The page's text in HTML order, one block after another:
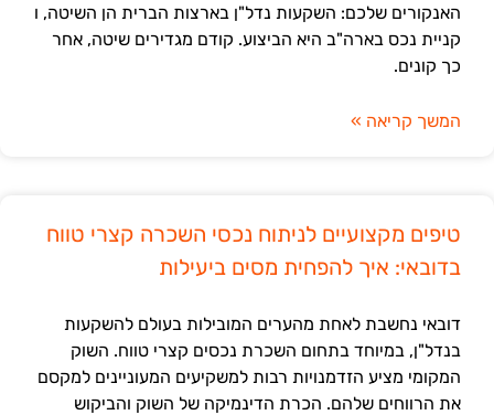
האנקורים שלכם: השקעות נדל"ן בארצות הברית הן השיטה, ו
קניית נכס בארה"ב היא הביצוע. קודם מגדירים שיטה, אחר
כך קונים.
המשך קריאה »
טיפים מקצועיים לניתוח נכסי השכרה קצרי טווח
בדובאי: איך להפחית מסים ביעילות
דובאי נחשבת לאחת מהערים המובילות בעולם להשקעות
בנדל"ן, במיוחד בתחום השכרת נכסים קצרי טווח. השוק
המקומי מציע הזדמנויות רבות למשקיעים המעוניינים למקסם
את הרווחים שלהם. הכרת הדינמיקה של השוק והביקוש